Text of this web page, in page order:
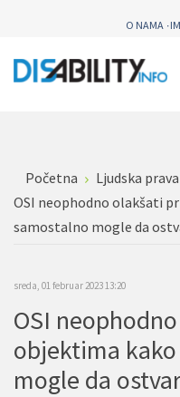
O NAMA
Početna Ljudska prava
OSI neophodno olakšati
samostalno mogle da
sreda, 01 februar 2023 13:20
OSI
objektima
mogle da